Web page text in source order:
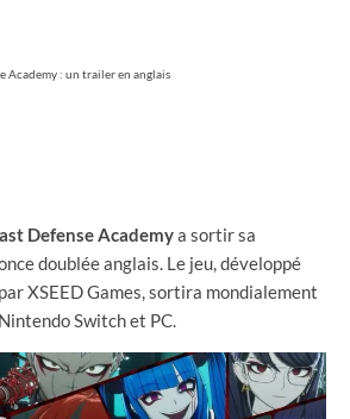
Academy : un trailer en anglais
Defense Academya sortir sa
doublée anglais. Le jeu, développé
XSEED Games, sortira mondialement
Switch et PC.